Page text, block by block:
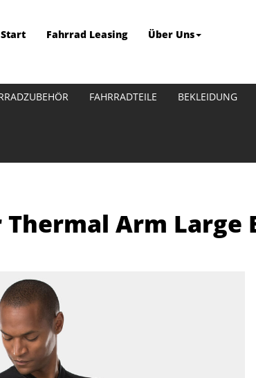
Start Fahrrad Leasing Über Uns
FAHRRADTEILE BEKLEIDUNG
Arm Large